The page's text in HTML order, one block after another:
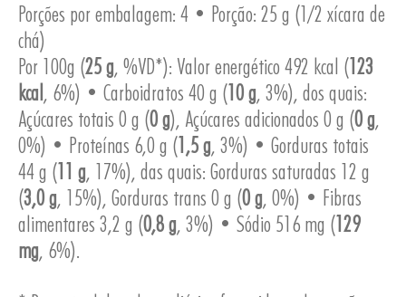
Porções por embalagem: 4 • Porção: 25 g (1/2 xícara de
chá)
Por 100g (25 g, %VD*): Valor energético 492 kcal (123
kcal , 6%) • Carboidratos 40 g (10 g, 3%), dos quais:
Açúcares totais 0 g (0 g), Açúcares adicionados 0 g (0 g,
0%) • Proteínas 6,0 g (1,5 g, 3%) • Gorduras totais
44 g (11 g, 17%), das quais: Gorduras saturadas 12 g
(3,0 g, 15%), Gorduras trans 0 g (0 g, 0%) • Fibras
alimentares 3,2 g (0,8 g, 3%) • Sódio 516 mg (129
mg, 6%).